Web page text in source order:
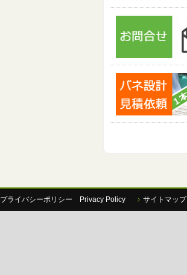
プライバシーポリシー Privacy Policy サイトマップ